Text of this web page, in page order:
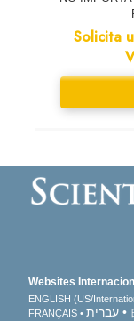
Solicita
Websites
ENGLISH (US/
FRANÇAIS
עברית